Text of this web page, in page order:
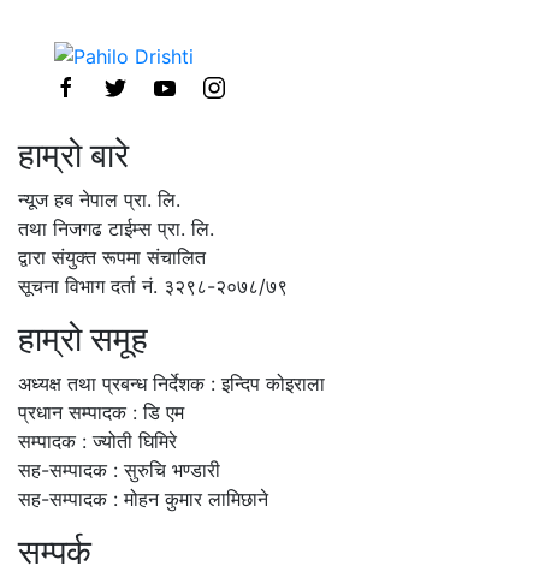
हाम्रो बारे
न्यूज हब नेपाल प्रा. लि.
तथा निजगढ टाईम्स प्रा. लि.
द्वारा संयुक्त रूपमा संचालित
सूचना विभाग दर्ता नं. ३२९८-२०७८/७९
हाम्रो समूह
अध्यक्ष तथा प्रबन्ध निर्देशक : इन्दिप कोइराला
प्रधान सम्पादक : डि एम
सम्पादक : ज्योती घिमिरे
सह-सम्पादक : सुरुचि भण्डारी
सह-सम्पादक : मोहन कुमार लामिछाने
सम्पर्क